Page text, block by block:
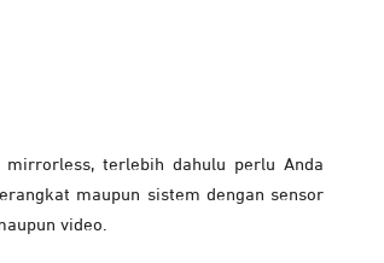
terlebih dahulu perlu Anda
maupun sistem dengan sensor
video.